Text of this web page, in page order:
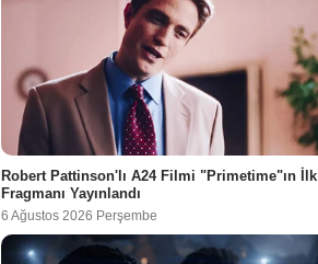
Robert Pattinson'lı A24 Filmi "Primetime"ın İlk
Fragmanı Yayınlandı
6 Ağustos 2026 Perşembe